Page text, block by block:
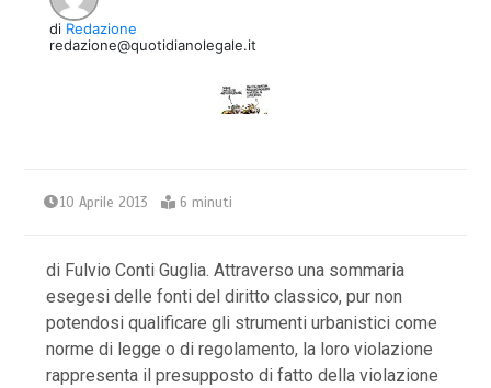
di Redazione
redazione@quotidianolegale.it
10 Aprile 2013 6 minuti
di Fulvio Conti Guglia. Attraverso una sommaria
esegesi delle fonti del diritto classico, pur non
potendosi qualificare gli strumenti urbanistici come
norme di legge o di regolamento, la loro violazione
rappresenta il presupposto di fatto della violazione